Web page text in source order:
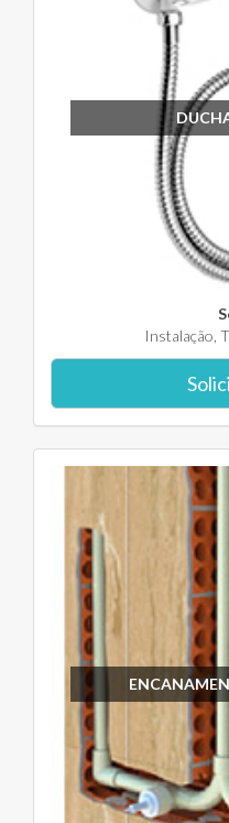
Instalação,